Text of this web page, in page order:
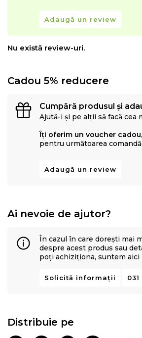
Adaugă un review
Nu există review-uri.
Cadou 5% reducere
Cumpără produsul și
Ajută-i și pe alții să facă cea
Îți oferim un voucher
pentru următoarea
Adaugă un review
Ai nevoie de ajutor?
În cazul în care dorești mai
despre acest produs sau
poți achiziționa, suntem
Solicită informații
Distribuie pe